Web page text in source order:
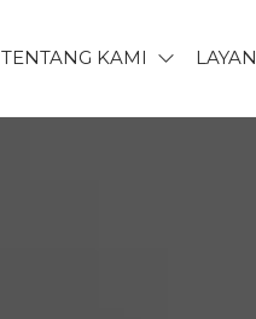
TENTANG KAMI